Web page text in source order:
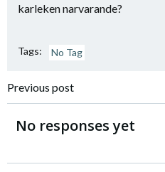
karleken narvarande?
Tags: No Tag
Navigazione
articoli
Previous post
No responses yet